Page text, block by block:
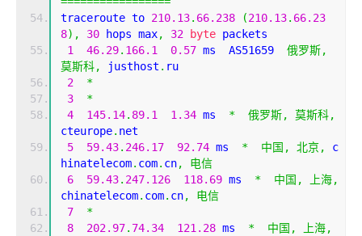
traceroute to 210.13. 66.238 (210.13. 66.23
8), 30 hops max, 32 byte packets
1
46.29. 166.1 0.57 ms  AS51659 俄罗斯,
莫斯科,
justhost . ru
2
*
3
*
4
145.14. 89.1 1.34 ms * 俄罗斯,
莫斯科,
cteurope. net
5
59.43. 246.17 92.74 ms * 中国, 北京,
c
hinatelecom. com. cn,
电信
6
59.43. 247.126 118.69 ms * 中国,
上海,
chinatelecom. com. cn,
电信
7
*
8
202.97. 74.34 121.28 ms * 中国,
上海,